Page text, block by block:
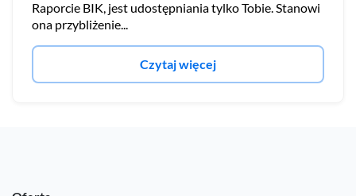
Raporcie BIK, jest udostępniania tylko Tobie. Stanowi
ona przybliżenie...
Czytaj więcej